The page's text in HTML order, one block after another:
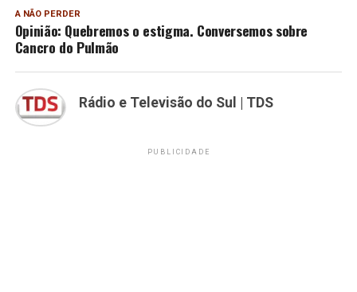
A NÃO PERDER
Opinião: Quebremos o estigma. Conversemos sobre
Cancro do Pulmão
Rádio e Televisão do Sul | TDS
PUBLICIDADE